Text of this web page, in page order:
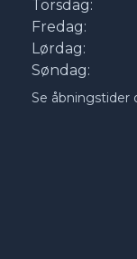
Torsdag:
Fredag:
Lørdag:
Søndag:
Se åbningstider